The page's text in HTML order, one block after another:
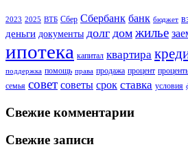
2023 2025 ВТБ Сбер Сбербанк банк бюджет
деньги документы долг дом жилье
ипотека капитал квартира
поддержка помощь права продажа процент
семья совет советы срок ставка условия
Свежие комментарии
Свежие записи